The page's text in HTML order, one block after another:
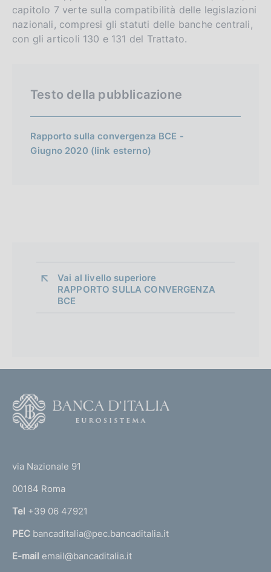
capitolo 7 verte sulla compatibilità delle legislazioni
nazionali, compresi gli statuti delle banche centrali,
con gli articoli 130 e 131 del Trattato.
Testo della pubblicazione
Rapporto sulla convergenza BCE -
Giugno 2020 (link esterno)
Vai al livello superiore
RAPPORTO SULLA CONVERGENZA
BCE
r
n
a
l
via Nazionale 91
00184 Roma
Tel +39 06 47921
PEC bancaditalia@pec.bancaditalia.it
E-mail email@bancaditalia.it